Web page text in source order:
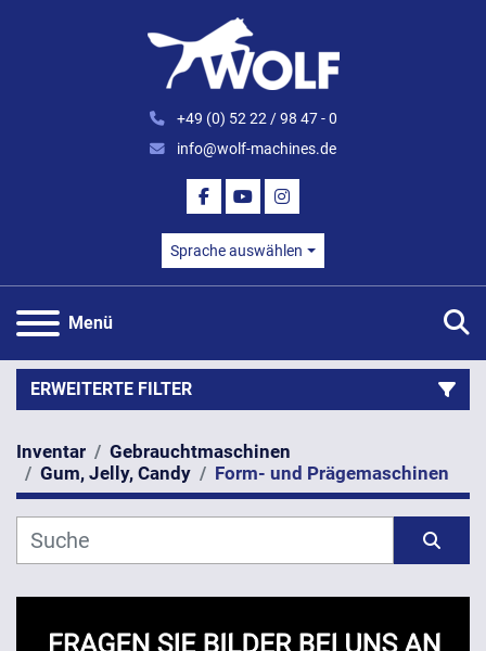
+49 (0) 52 22 / 98 47 - 0
info@wolf-machines.de
FACEBOOK
YOUTUBEINSTAGRAM
Sprache auswählen
Menü
ERWEITERTE FILTER
Kategorie
Hersteller
Inventar
Gebrauchtmaschinen
Gum, Jelly, Candy
Form- und Prägemaschinen